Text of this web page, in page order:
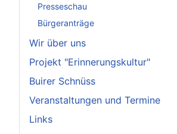
Presseschau
Bürgeranträge
Wir über uns
Projekt "Erinnerungskultur"
Buirer Schnüss
Veranstaltungen und Termine
Links